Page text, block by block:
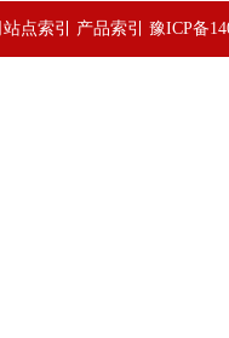
站点索引 产品索引 豫ICP备